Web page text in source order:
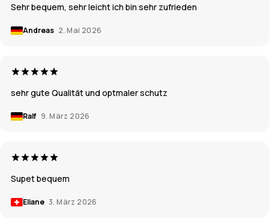
Sehr bequem, sehr leicht ich bin sehr zufrieden
Andreas 2. Mai 2026
sehr gute Qualität und optmaler schutz
Ralf 9. März 2026
Supet bequem
Eliane 3. März 2026